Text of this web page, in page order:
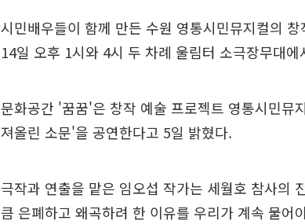
시민배우들이 함께 만든 수원 영통시민뮤지컬의
14일 오후 1시와 4시 두 차례 울림터 소극장무대에
문화공간 '꿈꿈'은 창작 예술 프로젝트 영통시민뮤
져올린 소문'을 공연한다고 5일 밝혔다.
극작과 연출을 맡은 임오섭 작가는 세월호 참사의
큼 은폐하고 왜곡하려 한 이유를 우리가 계속 물어